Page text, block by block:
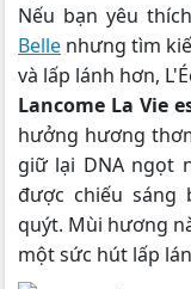
Nếu bạn yêu
Belle nhưng tìm
và lấp lánh hơn,
Lancome La Vie
hưởng hương
giữ lại DNA ngọt
được chiếu sáng
quýt. Mùi hương
một sức hút lấp